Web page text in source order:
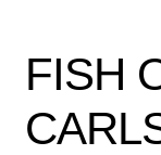
FISH